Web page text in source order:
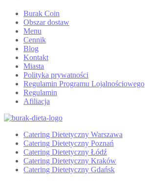
Burak Coin
Obszar dostaw
Menu
Cennik
Blog
Kontakt
Miasta
Polityka prywatności
Regulamin Programu Lojalnościowego
Regulamin
Afiliacja
Catering Dietetyczny Warszawa
Catering Dietetyczny Poznań
Catering Dietetyczny Łódź
Catering Dietetyczny Kraków
Catering Dietetyczny Gdańsk